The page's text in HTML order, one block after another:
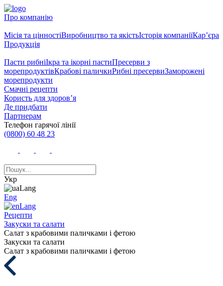
Про компанію
Місія та цінностіВиробництво та якістьІсторія компаніїКар’єра
Продукція
Пасти рибніІкра та ікорні пастиПресерви з
морепродуктівКрабові паличкиРибні пресервиЗаморожені
морепродукти
Смачні рецепти
Користь для здоров’я
Де придбати
Партнерам
Телефон гарячої лінії
(0800) 60 48 23
Укр
Eng
Рецепти
Закуски та салати
Салат з крабовими паличками і фетою
Закуски та салати
Салат з крабовими паличками і фетою